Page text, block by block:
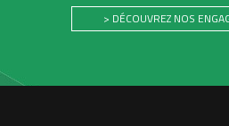
> DÉCOUVREZ NOS